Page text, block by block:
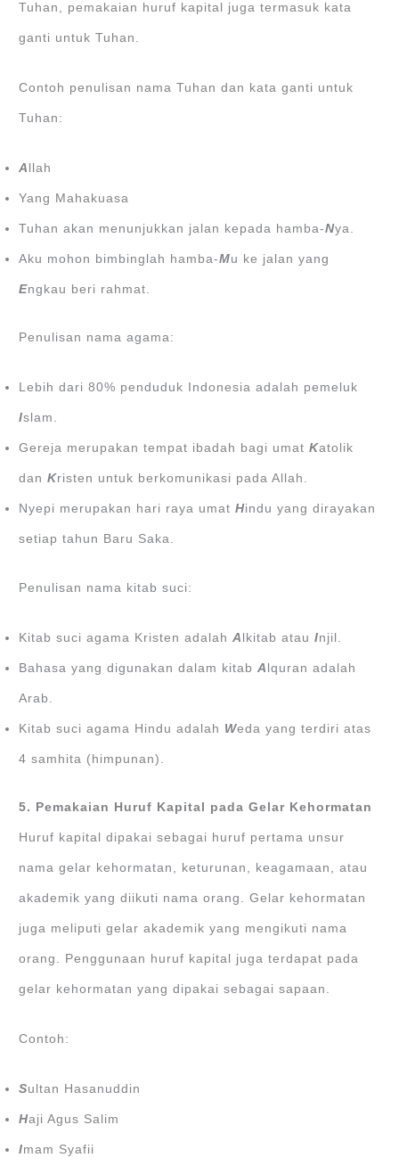
Tuhan, pemakaian huruf kapital juga termasuk kata
ganti untuk Tuhan.
Contoh penulisan nama Tuhan dan kata ganti untuk
Tuhan:
A llah
Yang Mahakuasa
Tuhan akan menunjukkan jalan kepada hamba-Nya.
Aku mohon bimbinglah hamba-Mu ke jalan yang
Engkau beri rahmat.
Penulisan nama agama:
Lebih dari 80% penduduk Indonesia adalah pemeluk
Islam.
Gereja merupakan tempat ibadah bagi umatKatolik
danKristen untuk berkomunikasi pada Allah.
Nyepi merupakan hari raya umatHindu yang dirayakan
setiap tahun Baru Saka.
Penulisan nama kitab suci:
Kitab suci agama Kristen adalahA lkitab atauInjil.
Bahasa yang digunakan dalam kitabA lquran adalah
Arab.
Kitab suci agama Hindu adalah Weda yang terdiri atas
4 samhita (himpunan).
5. Pemakaian Huruf Kapital pada Gelar Kehormatan
Huruf kapital dipakai sebagai huruf pertama unsur
nama gelar kehormatan, keturunan, keagamaan, atau
akademik yang diikuti nama orang. Gelar kehormatan
juga meliputi gelar akademik yang mengikuti nama
orang. Penggunaan huruf kapital juga terdapat pada
gelar kehormatan yang dipakai sebagai sapaan.
Contoh:
Sultan Hasanuddin
Haji Agus Salim
Imam Syafii